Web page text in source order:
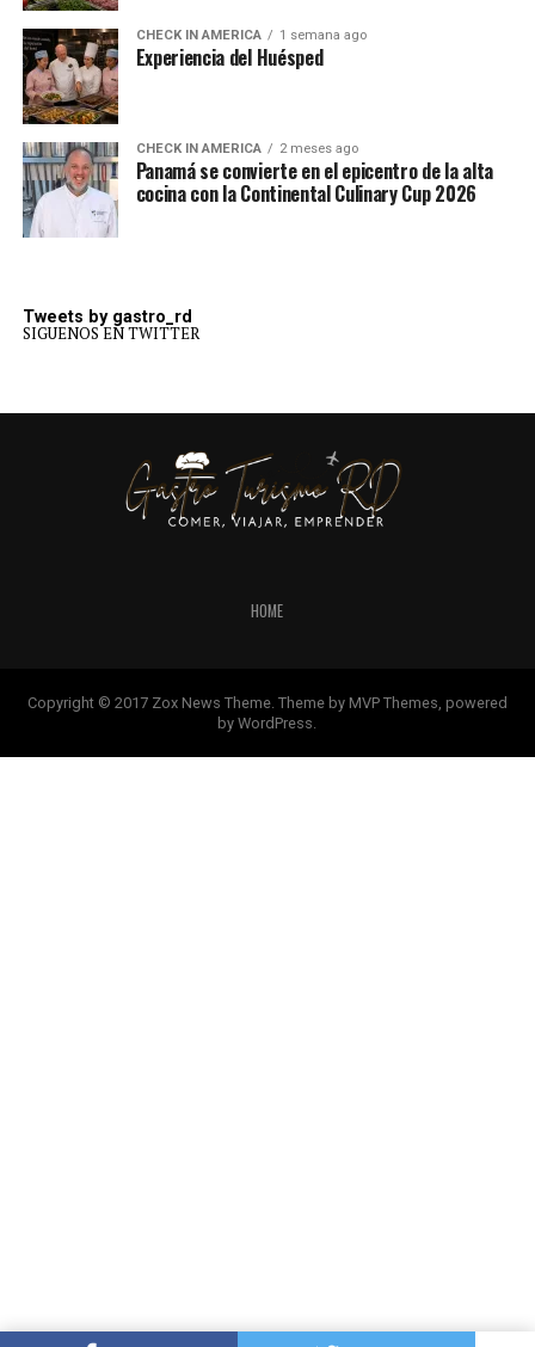
CHECK IN AMERICA 1 semana ago
Experiencia del Huésped
CHECK IN AMERICA 2 meses ago
Panamá se convierte en el epicentro de la alta
cocina con la Continental Culinary Cup 2026
Tweets by gastro_rd
SIGUENOS EN TWITTER
HOME
Copyright © 2017 Zox News Theme. Theme by MVP Themes, powered
by WordPress.